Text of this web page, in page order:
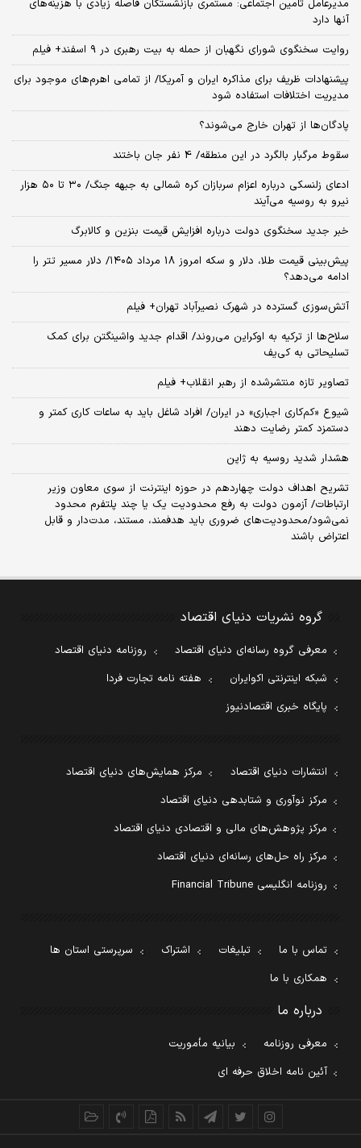
مدیرعامل تامین اجتماعی: مستمری بازنشستگان فاصله زیادی با هزینه‌های
آنها دارد
روایت سخنگوی شورای نگهبان از حمله به بیت رهبری در ۹ اسفند+ فیلم
پیشنهادات ظریف برای مذاکره ایران و آمریکا/ از تمامی اهرم‌های موجود برای
مدیریت اختلافات استفاده شود
پادگان‌ها از تهران خارج می‌شوند؟
سقوط مرگبار بالگرد در این منطقه/ 4 نفر جان باختند
ادعای زلنسکی درباره اعزام سربازان کره شمالی به جبهه جنگ/ ۳۰ تا ۵۰ هزار
نیرو به روسیه می‌آیند
خبر جدید سخنگوی دولت درباره افزایش قیمت بنزین و کالابرگ
پیش‌بینی قیمت طلا، دلار و سکه امروز 18 مرداد ۱۴۰۵/ دلار مسیر تتر را
ادامه می‌دهد؟
آتش‌سوزی گسترده در شهرک نصیرآباد تهران+ فیلم
سلاح‌ها از ترکیه به اوکراین می‌روند/ اقدام جدید واشینگتن برای کمک
تسلیحاتی به کی‌یف
تصاویر تازه منتشرشده از رهبر انقلاب+ فیلم
شیوع «کم‌کاری اجباری» در ایران/ افراد شاغل باید به ساعات کاری کمتر و
دستمزد کمتر رضایت دهند
هشدار شدید روسیه به ژاپن
تشریح اهداف دولت چهاردهم در حوزه اینترنت از سوی معاون وزیر
ارتباطات/ آزمون دولت به رفع محدودیت یک یا چند پلتفرم محدود
نمی‌‎شود/محدودیت‌های ضروری باید هدفمند، مستند، مدت‌دار و قابل
اعتراض باشند
گروه نشریات دنیای اقتصاد
معرفی گروه رسانه‌ای دنیای اقتصاد
روزنامه دنیای اقتصاد
شبکه اینترنتی اکوایران
هفته نامه تجارت فردا
پایگاه خبری اقتصادنیوز
انتشارات دنیای اقتصاد
مرکز همایش‌های دنیای اقتصاد
مرکز نوآوری و شتابدهی دنیای اقتصاد
مرکز پژوهش‌های مالی و اقتصادی دنیای اقتصاد
مرکز راه حل‌های رسانه‌ای دنیای اقتصاد
روزنامه انگلیسی Financial Tribune
تماس با ما تبلیغات اشتراک
سرپرستی استان ها
همکاری با ما
درباره ما
معرفی روزنامه
بیانیه مأموریت
آئین نامه اخلاق حرفه ای